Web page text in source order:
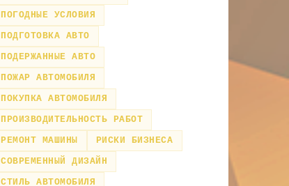
ПОГОДНЫЕ УСЛОВИЯ
ПОДГОТОВКА АВТО
ПОДЕРЖАННЫЕ АВТО
ПОЖАР АВТОМОБИЛЯ
ПОКУПКА АВТОМОБИЛЯ
ПРОИЗВОДИТЕЛЬНОСТЬ РАБОТ
РЕМОНТ МАШИНЫ
РИСКИ БИЗНЕСА
СОВРЕМЕННЫЙ ДИЗАЙН
СТИЛЬ АВТОМОБИЛЯ